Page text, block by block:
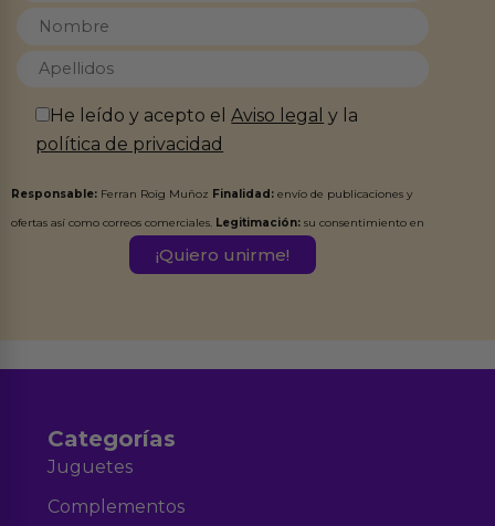
He leído y acepto elAviso legal y la
política de privacidad
Responsable: Ferran Roig Muñoz Finalidad: envío de publicaciones y
ofertas así como correos comerciales. Legitimación: su consentimiento en
Destinatarios:Ferran Roig Muñoz. Podrás ejercer tus
Categorías
Juguetes
Complementos